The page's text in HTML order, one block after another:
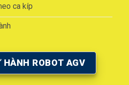
ca kíp
ROBOT AGV